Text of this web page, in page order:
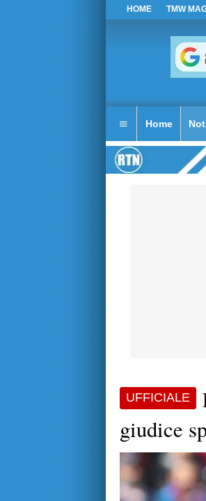
HOME TMW
Home
UFFICIALE
giudice